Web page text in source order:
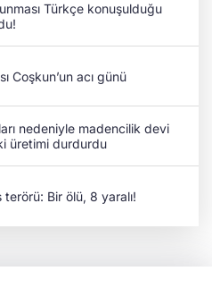
Türkçe konuşulduğu
Coşkun’un acı günü
nedeniyle madencilik devi
üretimi durdurdu
Bir ölü, 8 yaralı!